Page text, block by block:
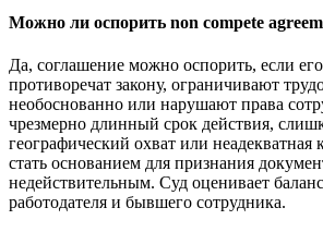
Можно ли оспорить non compete
Да, соглашение можно оспорить, если
противоречат закону, ограничивают
необоснованно или нарушают права
чрезмерно длинный срок действия,
географический охват или неадекватная
стать основанием для признания
недействительным. Суд оценивает
работодателя и бывшего сотрудника.